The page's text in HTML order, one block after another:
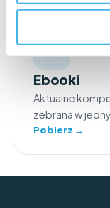
Ebooki
Aktualne
zebrana w
Pobierz →